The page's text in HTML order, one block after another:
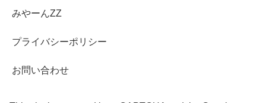
みやーんZZ
プライバシーポリシー
お問い合わせ